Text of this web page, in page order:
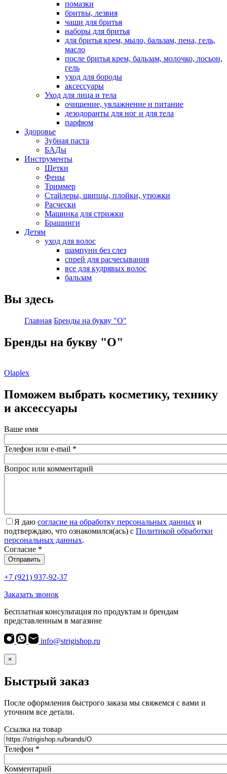
помазки
бритвы, лезвия
чаши для бритья
наборы для бритья
для бритья крем, мыло, бальзам, пена, гель,
масло
после бритья крем, бальзам, молочко, лосьон,
гель
уход для бороды
аксессуары
Уход для лица и тела
очищение, увлажнение и питание
дезодоранты для ног и для тела
парфюм
Здоровье
Зубная паста
БАДы
Инструменты
Щетки
Фены
Триммер
Стайлеры, щипцы, плойки, утюжки
Расчески
Машинка для стрижки
Брашинги
Детям
уход для волос
шампуни без слез
спрей для расчесывания
все для кудрявых волос
бальзам
Вы здесь
Главная Бренды на букву "O"
Бренды на букву "O"
Olaplex
Поможем выбрать косметику, технику
и аксессуары
Ваше имя
Телефон или e-mail *
Вопрос или комментарий
Я даю согласие на обработку персональных данных и
подтверждаю, что ознакомился(ась) с Политикой обработки
персональных данных.
Согласие *
Отправить
+7 (921) 937-92-37
Заказать звонок
Бесплатная консультация по продуктам и брендам
представленным в магазине
info@strigishop.ru
×
Быстрый заказ
После оформления быстрого заказа мы свяжемся с вами и
уточним все детали.
Ссылка на товар
Телефон *
Комментарий